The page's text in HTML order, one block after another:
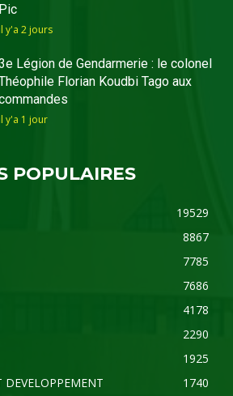
Pic
il y'a 2 jours
Légion de Gendarmerie : le colonel
Florian Koudbi Tago aux
il y'a 1 jour
POPULAIRES
19529
8867
7785
7686
4178
2290
1925
1740